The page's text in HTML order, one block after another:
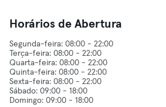
Horários de Abertura
Segunda-feira: 08:00 - 22:00
Terça-feira: 08:00 - 22:00
Quarta-feira: 08:00 - 22:00
Quinta-feira: 08:00 - 22:00
Sexta-feira: 08:00 - 22:00
Sábado: 09:00 - 18:00